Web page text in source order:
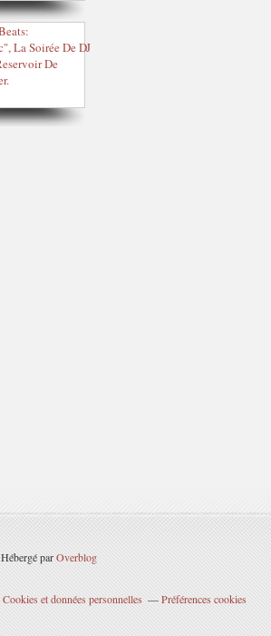
Hébergé parOverblog
Cookies et données personnelles Préférences cookies